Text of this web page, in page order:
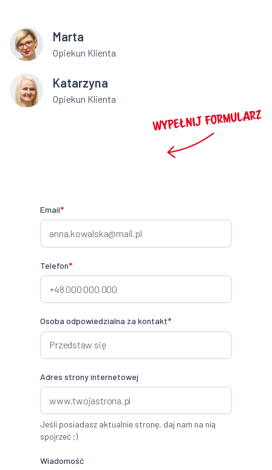
Marta
Opiekun Klienta
Katarzyna
Opiekun Klienta
Email*
Telefon*
Osoba odpowiedzialna za kontakt*
Adres strony internetowej
Jeśli posiadasz aktualnie stronę, daj nam na nią
spojrzeć ;)
Wiadomość